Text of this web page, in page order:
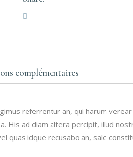
complémentaires
referrentur an, qui harum
His ad diam altera percipit, illud
quas idque recusabo an, sale